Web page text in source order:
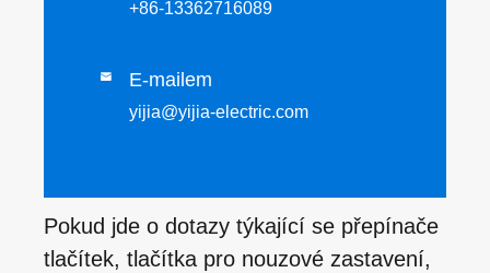
+86-13362716089
 E-mailem
yijia@yijia-electric.com
Pokud jde o dotazy týkající se přepínače
tlačítek, tlačítka pro nouzové zastavení,